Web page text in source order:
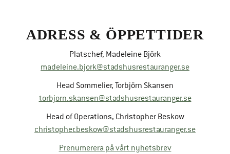
ADRESS & ÖPPETTIDER
Platschef, Madeleine Björk
madeleine.bjork@stadshusrestauranger.se
Head Sommelier, Torbjörn Skansen
torbjorn.skansen@stadshusrestauranger.se
Head of Operations, Christopher Beskow
christopher.beskow@stadshusrestauranger.se
Prenumerera på vårt nyhetsbrev